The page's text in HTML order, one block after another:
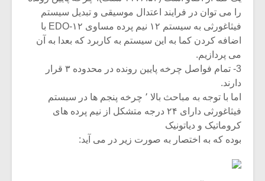
را می توان در فرایند اعتدال موسیقی و تبدیل سیستم
فیثاغورثی به سیستم ۱۲ نیم پرده مساوی ۱۲-EDO با
اضافه کردن کما به این سیستم به کاربرد که بعدا به آن
می پردازیم.
3- تمام فواصل چرخه پایین رونده در محدوده ۳ قرار
دارند.
اما با توجه به مباحث بالا ٬ چرخه پنجم ها در سیستم
فیثاغورثی دارای ۲۴ درجه متشکل از نیم پرده های
کروماتیک و دیاتونیک
بوده که به اختصار به صورت زیر در می آید: